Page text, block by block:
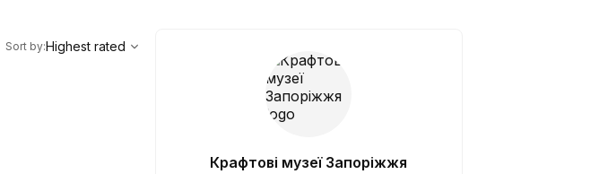
Highest rated
Sort by:Highest rated
Крафтові музеї Запоріжжя